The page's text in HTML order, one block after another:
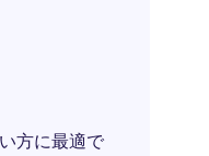
方に最適で